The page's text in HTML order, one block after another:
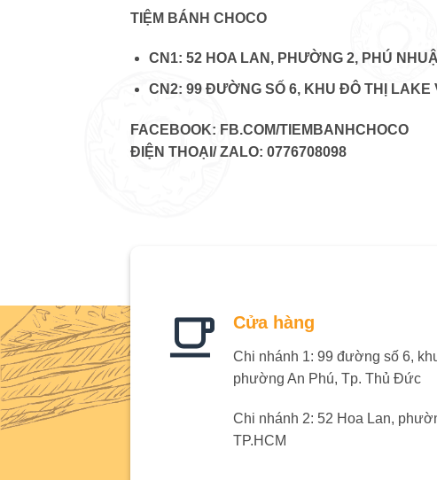
TIỆM BÁNH CHOCO
CN1: 52 HOA LAN,
CN2: 99 ĐƯỜNG SỐ 6, KHU ĐÔ THỊ LAKE
FACEBOOK: FB.COM/TIEMBANHCHOCO
ĐIỆN THOẠI/ ZALO: 0776708098
Cửa hàng
Chi nhánh 1: 99 đường số 6,
phường An Phú, Tp. Thủ Đức
Chi nhánh 2: 52 Hoa Lan,
TP.HCM